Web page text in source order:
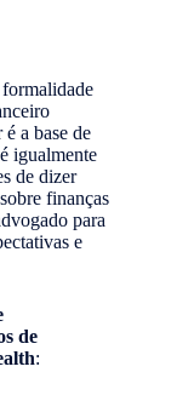
a base de
igualmente
de dizer
finanças
para
e
de
: